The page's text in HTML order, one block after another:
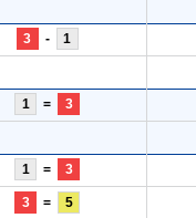
3 - 1
1 = 3
1 = 3
3 = 5